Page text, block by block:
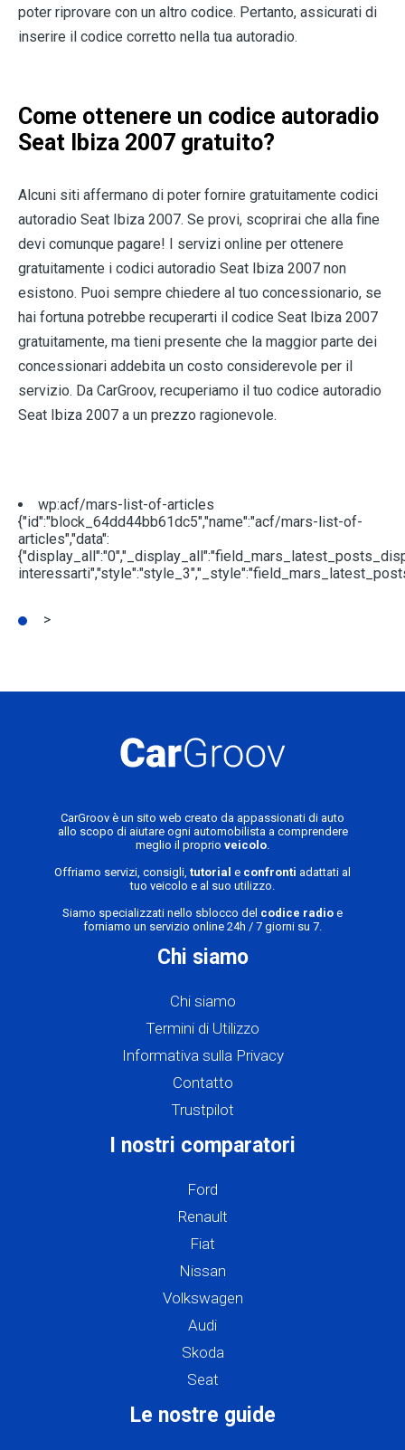
poter riprovare con un altro codice. Pertanto, assicurati di
inserire il codice corretto nella tua autoradio.
Come ottenere un codice autoradio
Seat Ibiza 2007 gratuito?
Alcuni siti affermano di poter fornire gratuitamente codici
autoradio Seat Ibiza 2007. Se provi, scoprirai che alla fine
devi comunque pagare! I servizi online per ottenere
gratuitamente i codici autoradio Seat Ibiza 2007 non
esistono. Puoi sempre chiedere al tuo concessionario, se
hai fortuna potrebbe recuperarti il codice Seat Ibiza 2007
gratuitamente, ma tieni presente che la maggior parte dei
concessionari addebita un costo considerevole per il
servizio. Da CarGroov, recuperiamo il tuo codice autoradio
Seat Ibiza 2007 a un prezzo ragionevole.
wp:acf/mars-list-of-articles
{"id":"block_64dd44bb61dc5","name":"acf/mars-list-of-
articles","data":
>
CarGroov è un sito web creato da appassionati di auto
allo scopo di aiutare ogni automobilista a comprendere
meglio il proprio veicolo.
Offriamo servizi, consigli, tutorial e confronti adattati al
tuo veicolo e al suo utilizzo.
Siamo specializzati nello sblocco del codice radio e
forniamo un servizio online 24h / 7 giorni su 7.
Chi siamo
Chi siamo
Termini di Utilizzo
Informativa sulla Privacy
Contatto
Trustpilot
I nostri comparatori
Ford
Renault
Fiat
Nissan
Volkswagen
Audi
Skoda
Seat
Le nostre guide